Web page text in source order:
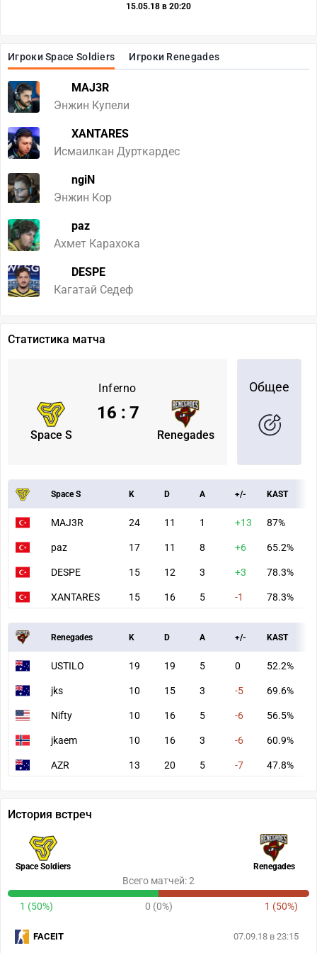
Игроки Space Soldiers Игроки Renegades
MAJ3R
Энжин Купели
XANTARES
Исмаилкан Дурткардес
ngiN
Энжин Кор
paz
Ахмет Карахока
DESPE
Кагатай Седеф
15.05.18 в 20:20
Статистика матча
Inferno
Space S Renegades
16 : 7
Общее
Space S K D A +/- KAST
MAJ3R 24 11 1 +13 87%
paz 17 11 8 +6 65.2%
DESPE 15 12 3 +3 78.3%
XANTARES 15 16 5 -1 78.3%
Renegades K D A +/- KAST
USTILO 19 19 5 0 52.2%
jks 10 15 3 -5 69.6%
Nifty 10 16 5 -6 56.5%
jkaem 10 16 3 -6 60.9%
AZR 13 20 5 -7 47.8%
История встреч
Space Soldiers Renegades
Всего матчей: 2
1 (50%) 0 (0%) 1 (50%)
07.09.18 в 23:15
FACEIT